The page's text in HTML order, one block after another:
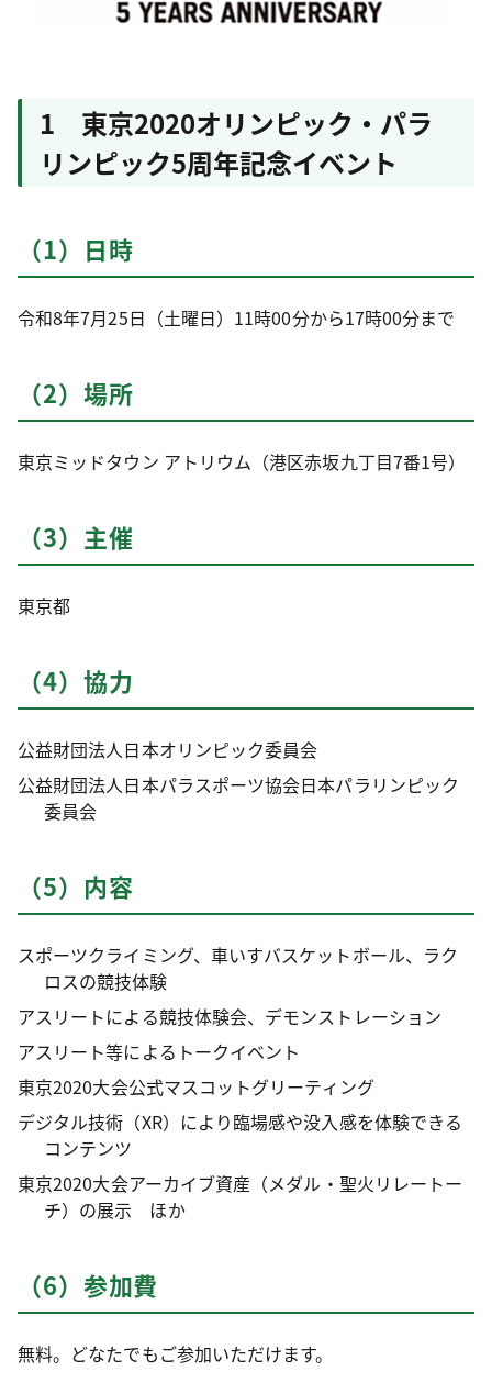
1 東京2020オリンピック・パラ
リンピック5周年記念イベント
（1）日時
令和8年7月25日（土曜日）11時00分から17時00分まで
（2）場所
東京ミッドタウン アトリウム（港区赤坂九丁目7番1号）
（3）主催
東京都
（4）協力
公益財団法人日本オリンピック委員会
公益財団法人日本パラスポーツ協会日本パラリンピック
委員会
（5）内容
スポーツクライミング、車いすバスケットボール、ラク
ロスの競技体験
アスリートによる競技体験会、デモンストレーション
アスリート等によるトークイベント
東京2020大会公式マスコットグリーティング
デジタル技術（XR）により臨場感や没入感を体験できる
コンテンツ
東京2020大会アーカイブ資産（メダル・聖火リレートー
チ）の展示 ほか
（6）参加費
無料。どなたでもご参加いただけます。